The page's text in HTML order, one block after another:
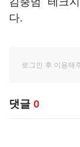
다.
댓글 0